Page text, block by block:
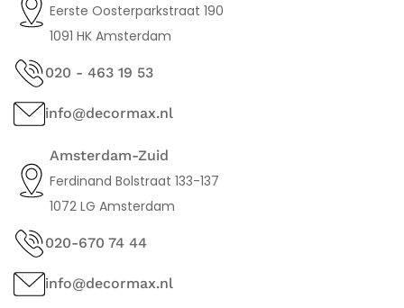
Eerste Oosterparkstraat 190
1091 HK Amsterdam
020 - 463 19 53
info@decormax.nl
Amsterdam-Zuid
Ferdinand Bolstraat 133-137
1072 LG Amsterdam
020-670 74 44
info@decormax.nl